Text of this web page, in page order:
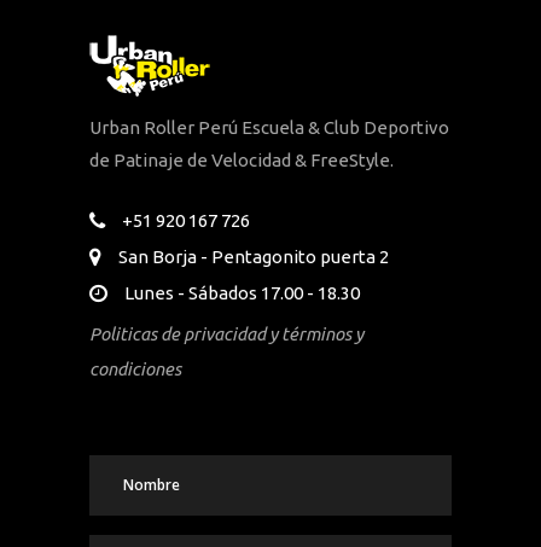
Urban Roller Perú Escuela & Club Deportivo
de Patinaje de Velocidad & FreeStyle.
+51 920 167 726
San Borja - Pentagonito puerta 2
Lunes - Sábados 17.00 - 18.30
Politicas de privacidad y términos y
condiciones